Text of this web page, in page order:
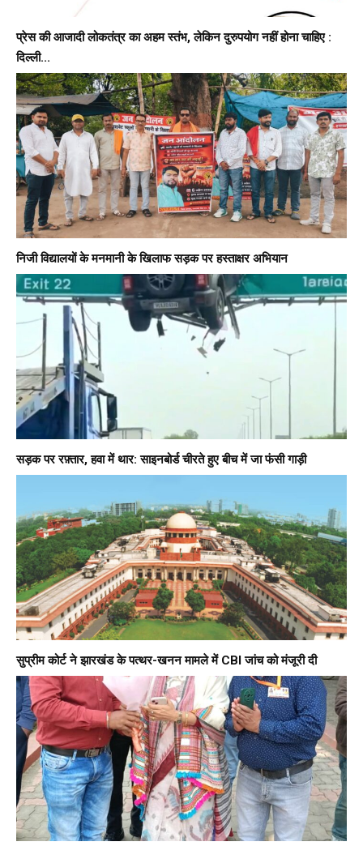
प्रेस की आजादी लोकतंत्र का अहम स्तंभ, लेकिन दुरुपयोग नहीं होना चाहिए :
दिल्ली...
निजी विद्यालयों के मनमानी के खिलाफ सड़क पर हस्ताक्षर अभियान
सड़क पर रफ़्तार, हवा में थार: साइनबोर्ड चीरते हुए बीच में जा फंसी गाड़ी
सुप्रीम कोर्ट ने झारखंड के पत्थर-खनन मामले में CBI जांच को मंजूरी दी